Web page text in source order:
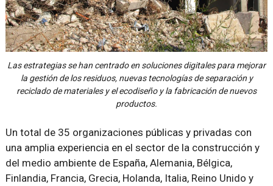
Las estrategias se han centrado en soluciones digitales para mejorar
la gestión de los residuos, nuevas tecnologías de separación y
reciclado de materiales y el ecodiseño y la fabricación de nuevos
productos.
Un total de 35 organizaciones públicas y privadas con
una amplia experiencia en el sector de la construcción y
del medio ambiente de España, Alemania, Bélgica,
Finlandia, Francia, Grecia, Holanda, Italia, Reino Unido y